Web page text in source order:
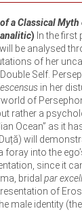
a Classical Myth
) In the
be analysed
of her
Self.
in her
of
rather a
Ocean” as it
will
into the
since it
bridal par
of
male identity (the